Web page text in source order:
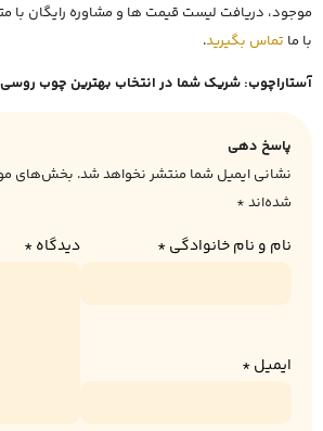
موجود، دریافت لیست قیمت ها و مشاوره رایگان با
با ما تماس بگیرید.
آستاراچوب: شریک شما در انتخاب بهترین چوب
پاسخ دهی
نشانی ایمیل شما منتشر نخواهد شد. بخش‌های
شده‌اند *
نام و نام خانوادگی*
ایمیل*
دیدگاه*